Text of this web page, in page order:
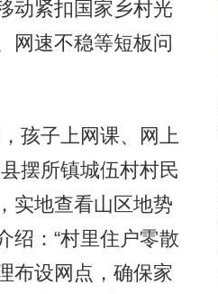
动紧扣国家乡村光
网速不稳等短板问
孩子上网课、网上
摆所镇城伍村村民
实地查看山区地势
绍：“村里住户零散
布设网点，确保家